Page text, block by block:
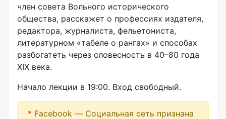
член совета Вольного исторического
общества, расскажет о профессиях издателя,
редактора, журналиста, фельетониста,
литературном «табеле о рангах» и способах
разбогатеть через словесность в 40–80 года
XIX века.
Начало лекции в 19:00. Вход свободный.
* Facebook — Социальная сеть признана